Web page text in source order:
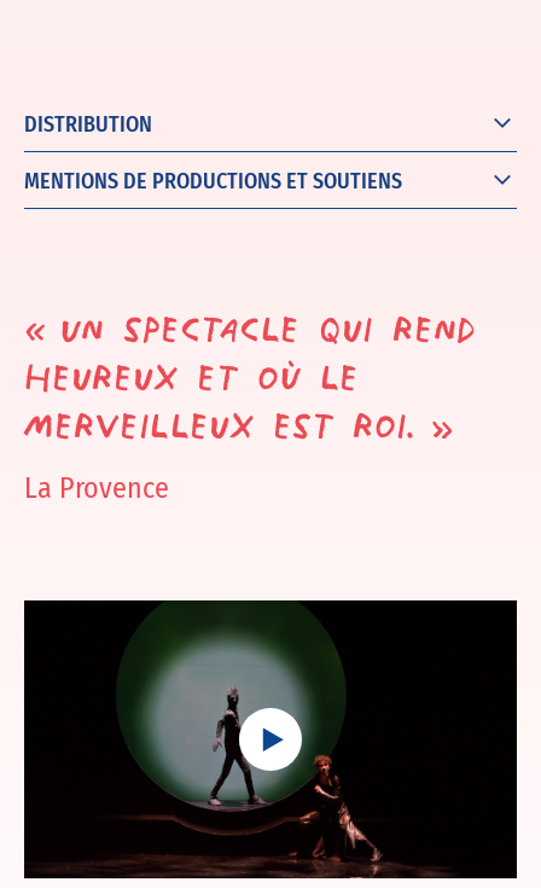
DISTRIBUTION
MENTIONS DE PRODUCTIONS ET SOUTIENS
« Un spectacle qui rend
heureux et où le
merveilleux est roi. »
La Provence
Play